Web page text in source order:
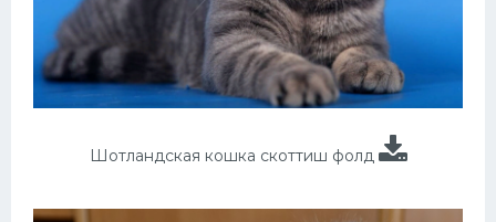
Шотландская кошка скоттиш фолд